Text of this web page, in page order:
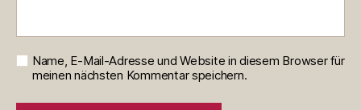
Name, E-Mail-Adresse und Website in diesem Browser für
meinen nächsten Kommentar speichern.